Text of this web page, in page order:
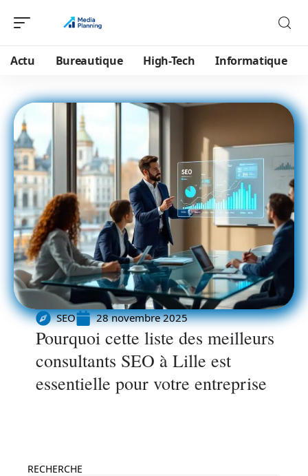
Actu Bureautique High-Tech Informatique
SEO 28 novembre 2025
Pourquoi cette liste des meilleurs
consultants SEO à Lille est
essentielle pour votre entreprise
RECHERCHE